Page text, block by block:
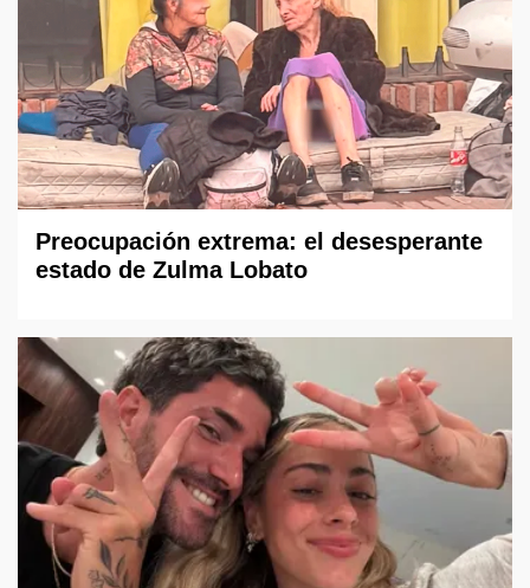
Preocupación extrema: el desesperante
estado de Zulma Lobato